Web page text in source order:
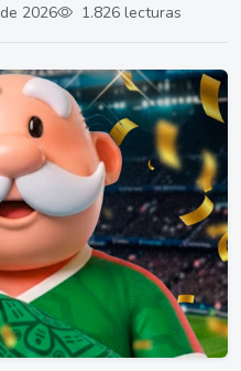
2026 1.826 lecturas